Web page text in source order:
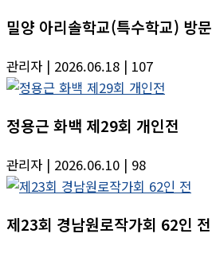
밀양 아리솔학교(특수학교) 방문
관리자 | 2026.06.18 | 107
정용근 화백 제29회 개인전
관리자 | 2026.06.10 | 98
제23회 경남원로작가회 62인 전